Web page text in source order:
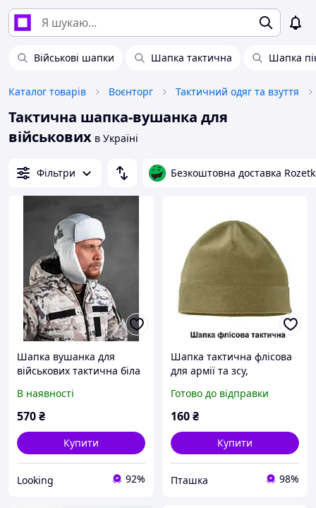
Військові шапки Шапка тактична Шапка
Каталог товарів Воєнторг Тактичний одяг та взуття
Тактична шапка-вушанка для
військових в Україні
Фільтри Безкоштовна доставка
Шапка вушанка для
військових тактична біла
В наявності
570₴
Купити
Looking 92%
Шапка тактична флісова
для армії та зсу,
тепла зимова шапка
бежевого кольору
Готово до відправки
160₴
Купити
Пташка 98%